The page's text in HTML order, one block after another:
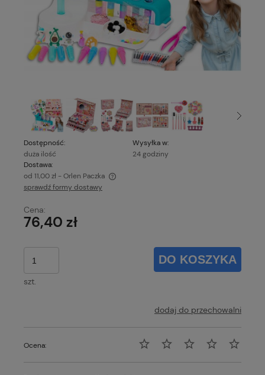
Dostępność:
duża ilość
Wysyłka w:
24 godziny
Dostawa:
od 11,00 zł - Orlen Paczka
Cena nie zawiera ewentualnych kosztów płatności
sprawdź formy dostawy
Cena:
76,40 zł
szt.
DO KOSZYKA
dodaj do przechowalni
Ocena: